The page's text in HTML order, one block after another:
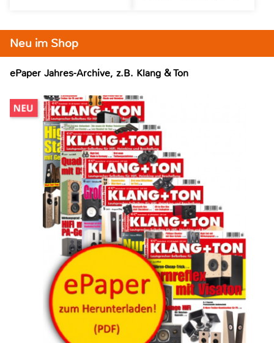
Neu im Shop
ePaper Jahres-Archive, z.B. Klang & Ton